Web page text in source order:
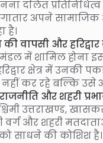
दलित
अपने
है।
वापसी और
में शामिल होना इस
क्षेत्र में उनकी
नहीं कर रहे बल्कि
और शहरी
उत्तराखण्ड,
वर्ग और शहरी
साधने की कोशिश है।